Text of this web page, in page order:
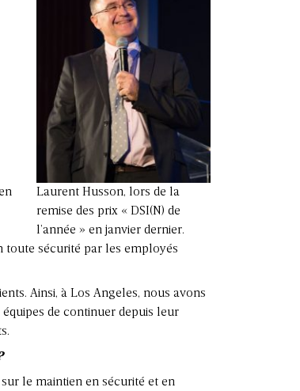
Laurent Husson, lors de la
remise des prix « DSI(N) de
l’année » en janvier dernier.
toute sécurité par les employés
Ainsi, à Los Angeles, nous avons
de continuer depuis leur
le maintien en sécurité et en